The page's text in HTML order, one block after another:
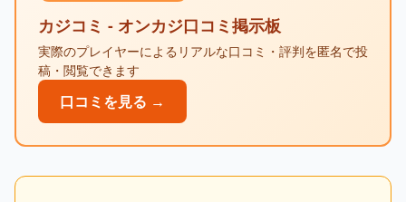
カジコミ - オンカジ口コミ掲示板
実際のプレイヤーによるリアルな口コミ・評判を匿名で投
稿・閲覧できます
口コミを見る →